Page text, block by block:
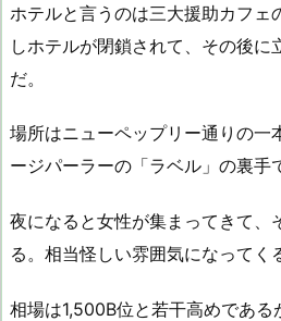
ホテルと言うのは三大援助カフェ
しホテルが閉鎖されて、その後に
だ。
場所はニューペップリー通りの一
ージパーラーの「ラベル」の裏手
夜になると女性が集まってきて、
る。相当怪しい雰囲気になってく
相場は1,500B位と若干高めであ